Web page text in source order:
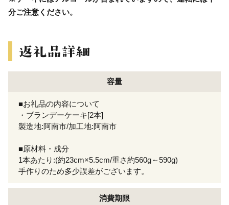
分ご注意ください。
容量
■お礼品の内容について
・ブランデーケーキ[2本]
製造地:阿南市/加工地:阿南市
■原材料・成分
1本あたり:(約23cm×5.5cm/重さ約560g～590g)
手作りのため多少誤差がございます。
消費期限